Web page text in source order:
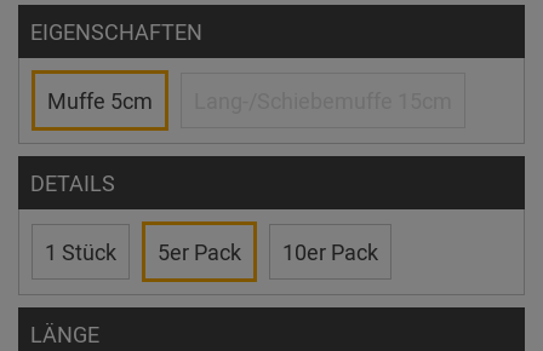
EIGENSCHAFTEN
Muffe 5cm
DETAILS
1 Stück 5er Pack 10er Pack
LÄNGE